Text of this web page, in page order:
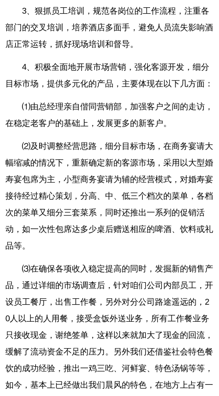
3、狠抓员工培训，规范各岗位的工作流程，注重各
部门的交叉培训，培养酒店多面手，避免人员流失影响酒
店正常运转，抓好现场培训和督导。
4、积极全面地开展市场营销，强化客源开发，细分
目标市场，提供多元化的产品，主要体现在以下几方面：
⑴由总经理亲自偕同营销部，加强客户之间的走访，
在稳定老客户的基础上，发展更多的新客户。
⑵及时调整经营思路，细分目标市场，在商务宴请大
幅缩减的情况下，重新确定新的客源市场，采用以大型婚
寿宴包席为主，小型商务宴请为辅的经营模式，对婚寿宴
接待经过精心策划，分高、中、低三个档次的菜单，各档
次的菜单又细分三套菜系，同时还推出一系列的促销活
动，如一次性包席达多少桌后赠送相应的啤酒、饮料或礼
品等。
⑶在确保各项收入稳定提高的同时，发掘新的销售产
品，通过详细的市场调查后，针对咱们公司内部员工，开
设员工餐厅，出售工作餐，另外对分公司路途遥远的，2
0人以上的人用餐，接受盒饭外送业务，所有工作餐业务
只接收现金，谢绝签单，这样以来就加大了现金的回流，
缓解了流动资金不足的压力。另外我们还借鉴社会特色餐
饮的成功经验，推出一鸡三吃、河鲜宴、特色汤锅等等，
如今，基本上已经做出我们晨风的特色，在地方上占有一